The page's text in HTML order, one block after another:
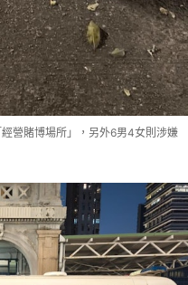
營賭博場所」，另外6男4女則涉嫌